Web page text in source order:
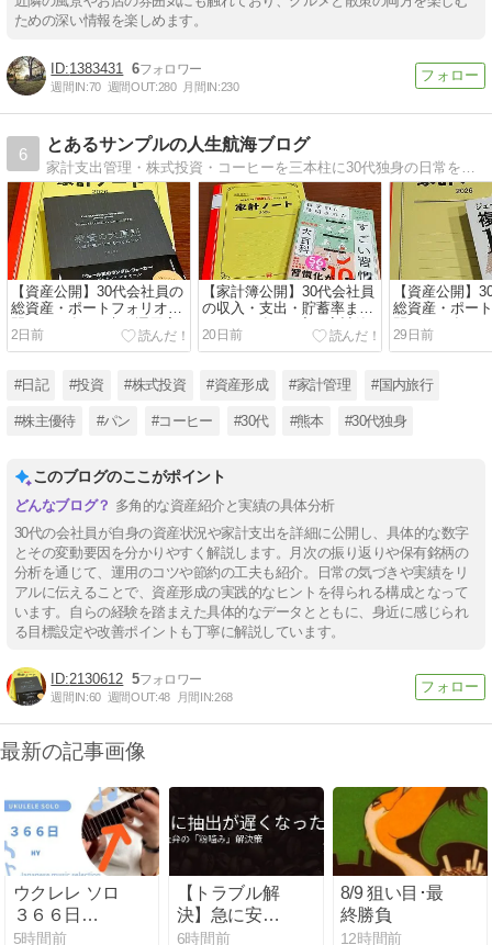
ための深い情報を楽しめます。
1383431 6
週間IN:70 週間OUT:280 月間IN:230
6
とあるサンプルの人生航海ブログ
【資産公開】30代会社員の
総資産・ポートフォリオ公
開｜2026年7月末の運用実
績
2日前
【家計簿公開】30代会社員
の収入・支出・貯蓄率まと
め｜2026年6月度の家計管
理レポート
20日前
【資産公開】
総資産・ポー
開｜2026年6
績
29日前
#日記 #投資 #株式投資 #資産形成 #家計管理 #国内旅行
#株主優待 #パン #コーヒー #30代 #熊本 #30代独身
このブログのここがポイント
多角的な資産紹介と実績の具体分析
30代の会社員が自身の資産状況や家計支出を詳細に公開し、具体的な数字
とその変動要因を分かりやすく解説します。月次の振り返りや保有銘柄の
分析を通じて、運用のコツや節約の工夫も紹介。日常の気づきや実績をリ
アルに伝えることで、資産形成の実践的なヒントを得られる構成となって
います。自らの経験を踏まえた具体的なデータとともに、身近に感じられ
る目標設定や改善ポイントも丁寧に解説しています。
2130612 5
週間IN:60 週間OUT:48 月間IN:268
最新の記事画像
ウクレレ ソロ
３６６日
~HY~
5時間前
【トラブル解
決】急に安全
弁がシュー！
6時間前
8/9 狙い目･最
終勝負
12時間前